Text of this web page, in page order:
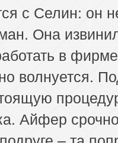
с Селин: он
Она
в
волнуется.
Айфер